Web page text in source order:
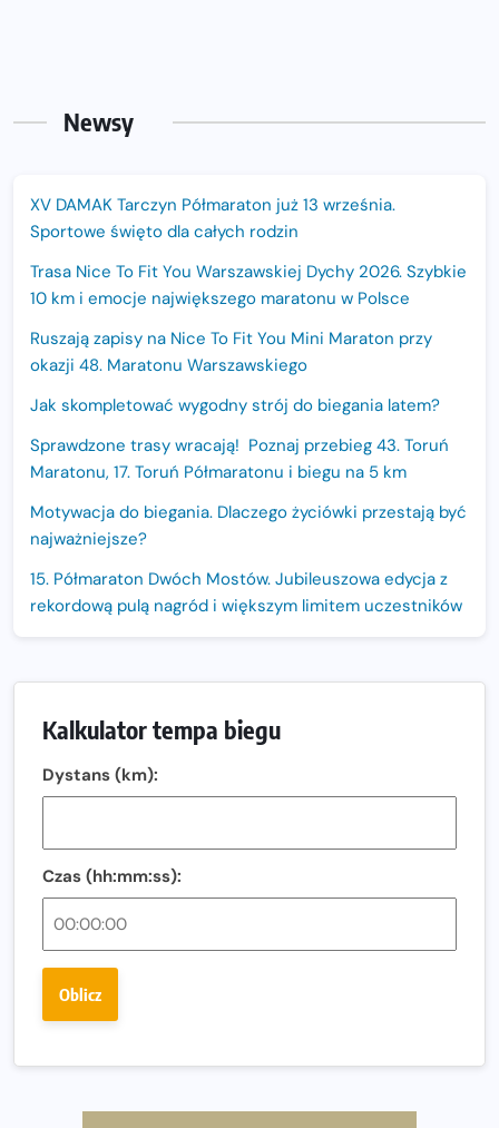
Newsy
XV DAMAK Tarczyn Półmaraton już 13 września.
Sportowe święto dla całych rodzin
Trasa Nice To Fit You Warszawskiej Dychy 2026. Szybkie
10 km i emocje największego maratonu w Polsce
Ruszają zapisy na Nice To Fit You Mini Maraton przy
okazji 48. Maratonu Warszawskiego
Jak skompletować wygodny strój do biegania latem?
Sprawdzone trasy wracają! Poznaj przebieg 43. Toruń
Maratonu, 17. Toruń Półmaratonu i biegu na 5 km
Motywacja do biegania. Dlaczego życiówki przestają być
najważniejsze?
15. Półmaraton Dwóch Mostów. Jubileuszowa edycja z
rekordową pulą nagród i większym limitem uczestników
Oficjalna koszulka LOTTO 25. Poznań Maratonu!
Amazfit Balance 3: Kompleksowe narzędzie dla biegacza
Regeneracja w bieganiu. Co warto o niej wiedzieć?
Ostatnie wolne miejsca na jubileuszowy Bieg
Fabrykanta. Organizatorzy odkrywają trasę dzień po
wybiera wyzwanie trzech największych maratonów w
Praska 5k Run gospodarzem Mistrzostw Polski
Największy Bieg Powstania Warszawskiego w historii.
Kalkulator tempa biegu
Dystans (km):
Czas (hh:mm:ss):
Oblicz